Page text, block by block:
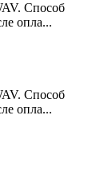
Способ
опла...
Способ
опла...